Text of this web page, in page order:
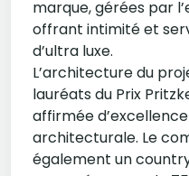
marque, gérées par
offrant intimité et
d’ultra luxe.
L’architecture du
lauréats du Prix
affirmée
architecturale. Le
également un